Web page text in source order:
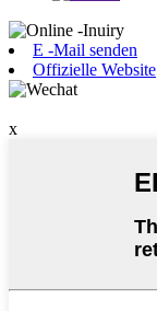
E -Mail senden
Offizielle Website
x